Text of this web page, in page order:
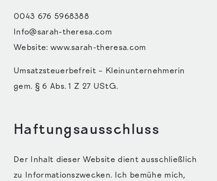
0043 676 5968388
Info@sarah-theresa.com
Website: www.sarah-theresa.com
Umsatzsteuerbefreit – Kleinunternehmerin
gem. § 6 Abs. 1 Z 27 UStG.
Haftungsausschluss
Der Inhalt dieser Website dient ausschließlich
zu Informationszwecken. Ich bemühe mich,